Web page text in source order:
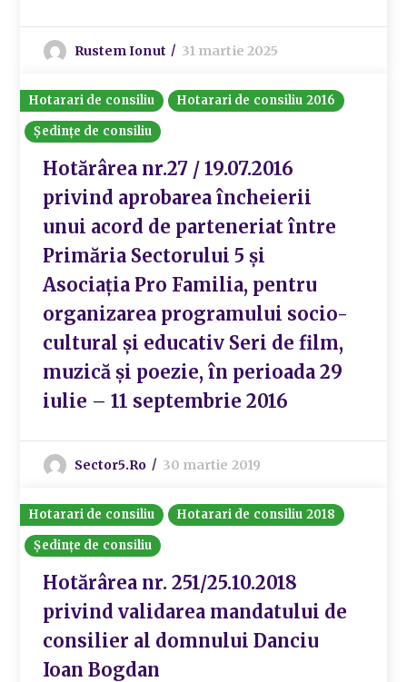
Rustem Ionut 31 martie 2025
Hotarari de consiliu
Hotarari de consiliu 2016
Ședințe de consiliu
Hotărârea nr.27 / 19.07.2016
privind aprobarea încheierii
unui acord de parteneriat între
Primăria Sectorului 5 și
Asociația Pro Familia, pentru
organizarea programului socio-
cultural și educativ Seri de film,
muzică și poezie, în perioada 29
iulie – 11 septembrie 2016
Sector5.ro 30 martie 2019
Hotarari de consiliu
Hotarari de consiliu 2018
Ședințe de consiliu
Hotărârea nr. 251/25.10.2018
privind validarea mandatului de
consilier al domnului Danciu
Ioan Bogdan